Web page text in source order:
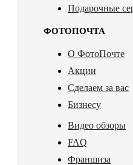
Подарочные
ФОТОПОЧТА
О ФотоПочте
Акции
Сделаем за вас
Бизнесу
Видео обзоры
FAQ
Франшиза